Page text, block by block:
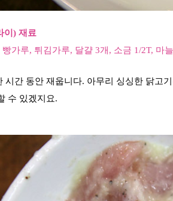
이) 재료
가루, 튀김가루, 달걀 3개, 소금 1/2T, 마
시간 동안 재웁니다. 아무리 싱싱한 닭고
수 있겠지요.